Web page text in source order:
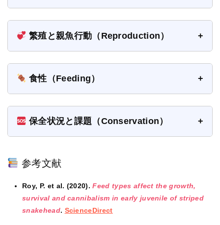
繁殖と親魚行動（Reproduction）
食性（Feeding）
保全状況と課題（Conservation）
参考文献
Roy, P. et al. (2020).Feed types affect the growth,
survival and cannibalism in early juvenile of striped
snakehead. ScienceDirect